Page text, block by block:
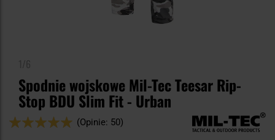
Spodnie wojskowe Mil-Tec Teesar Rip-
Stop BDU Slim Fit - Urban
Ocena:
(Opinie: 50)